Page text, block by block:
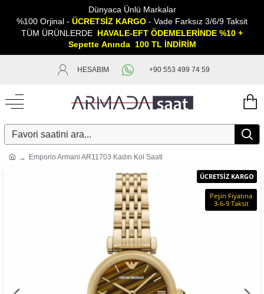
Dünyaca Ünlü Markalar
%100 Orjinal - ÜCRETSİZ KARGO - Vade Farksız 3/6/9 Taksit
TÜM ÜRÜNLERDE HAVALE-EFT ÖDEMELERİNDE %10 +
Sepette Anında 100 TL İNDİRİM
HESABIM +90 553 499 74 59
Emporio Armani AR11703 Kadın Kol Saati
ÜCRETSİZ KARGO
Peşin Fiyatına
3-6-9 Taksit